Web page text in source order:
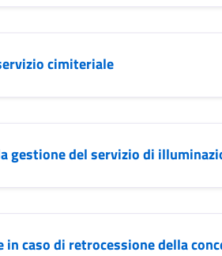
cimiteriale
gestione del servizio di
caso di retrocessione della